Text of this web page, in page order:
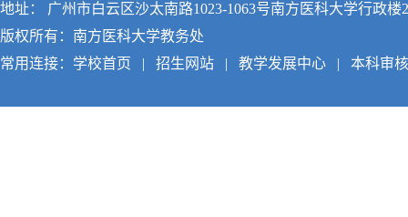
地址： 广州市白云区沙太南路1023-1063号南方医科大学行政
版权所有：南方医科大学教务处
常用连接： 学校首页 | 招生网站 | 教学发展中心 | 本科审